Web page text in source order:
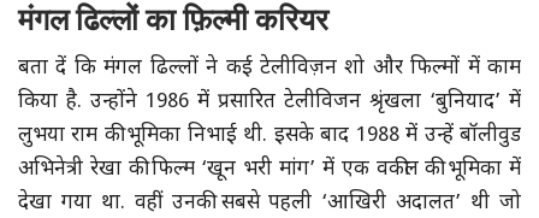
मंगल ढिल्लों का फ़िल्मी करियर
बता दें कि मंगल ढिल्लों ने कई टेलीविज़न शो और फिल्मों में काम
किया है. उन्होंने 1986 में प्रसारित टेलीविजन श्रृंखला ‘बुनियाद’ में
लुभया राम की भूमिका निभाई थी. इसके बाद 1988 में उन्हें बॉलीवुड
अभिनेत्री रेखा की फिल्म ‘खून भरी मांग’ में एक वकील की भूमिका में
देखा गया था. वहीं उनकी सबसे पहली ‘आखिरी अदालत’ थी जो